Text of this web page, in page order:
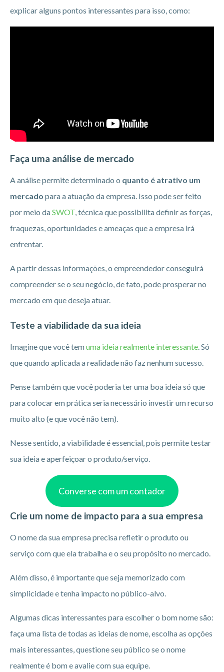
explicar alguns pontos interessantes para isso, como:
Faça uma análise de mercado
A análise permite determinado o quanto é atrativo um
mercado para a atuação da empresa. Isso pode ser feito
por meio daSWOT , técnica que possibilita definir as forças,
fraquezas, oportunidades e ameaças que a empresa irá
enfrentar.
A partir dessas informações, o empreendedor conseguirá
compreender se o seu negócio, de fato, pode prosperar no
mercado em que deseja atuar.
Teste a viabilidade da sua ideia
Imagine que você temuma ideia realmente interessante . Só
que quando aplicada a realidade não faz nenhum sucesso.
Pense também que você poderia ter uma boa ideia só que
para colocar em prática seria necessário investir um recurso
muito alto (e que você não tem).
Nesse sentido, a viabilidade é essencial, pois permite testar
sua ideia e aperfeiçoar o produto/serviço.
Converse com um contador
Crie um nome de impacto para a sua empresa
O nome da sua empresa precisa refletir o produto ou
serviço com que ela trabalha e o seu propósito no mercado.
Além disso, é importante que seja memorizado com
simplicidade e tenha impacto no público-alvo.
Algumas dicas interessantes para escolher o bom nome são:
faça uma lista de todas as ideias de nome, escolha as opções
mais interessantes, questione seu público se o nome
realmente é bom e avalie com sua equipe.